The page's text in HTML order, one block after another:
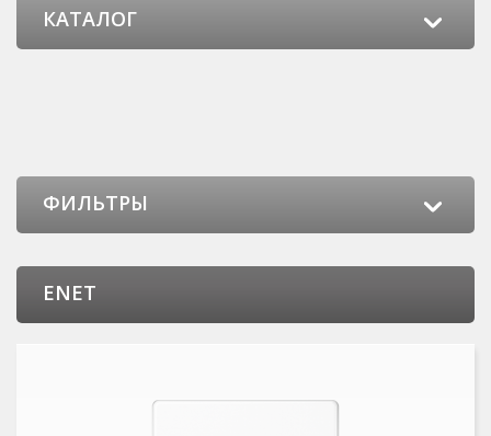
КАТАЛОГ
ФИЛЬТРЫ
ENET